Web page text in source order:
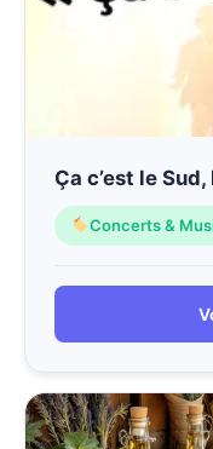
Ça c’est le
Concerts &